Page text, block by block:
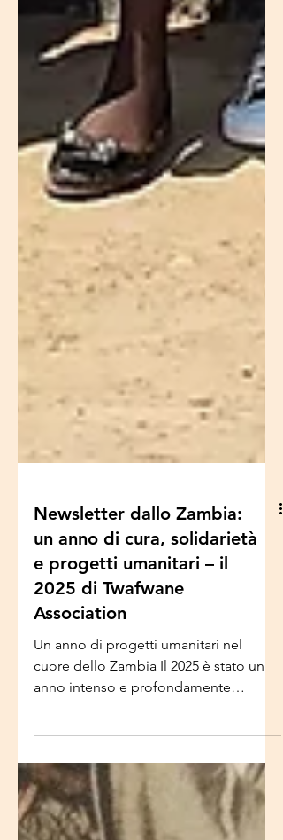
Newsletter dallo Zambia:
un anno di cura, solidarietà
e progetti umanitari – il
2025 di Twafwane
Association
cuore dello Zambia Il 2025 è stato un
significativo per Twafwane Association,
che continua il suo impegno
quotidiano nelle comunità di Ndola e